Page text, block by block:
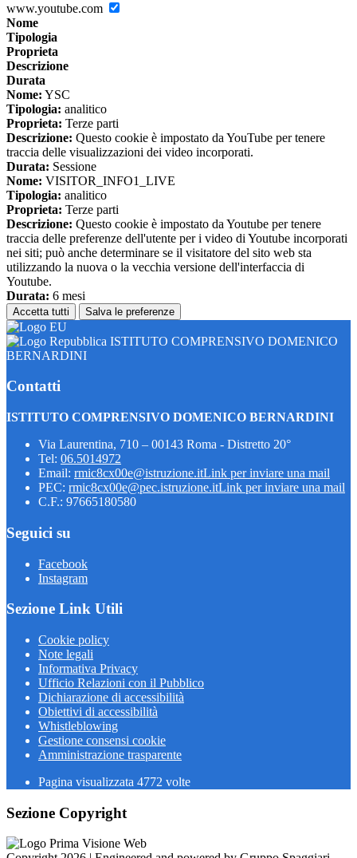
www.youtube.com
Nome
Tipologia
Proprieta
Descrizione
Durata
Nome: YSC
Tipologia: analitico
Proprieta: Terze parti
Descrizione: Questo cookie è impostato da YouTube per tenere
traccia delle visualizzazioni dei video incorporati.
Durata: Sessione
Nome: VISITOR_INFO1_LIVE
Tipologia: analitico
Proprieta: Terze parti
Descrizione: Questo cookie è impostato da Youtube per tenere
traccia delle preferenze dell'utente per i video di Youtube incorporati
nei siti; può anche determinare se il visitatore del sito web sta
utilizzando la nuova o la vecchia versione dell'interfaccia di
Youtube.
Durata: 6 mesi
Accetta tutti Salva le preferenze
ISTITUTO COMPRENSIVO DOMENICO
BERNARDINI
Contatti
ISTITUTO COMPRENSIVO DOMENICO BERNARDINI
Via Laurentina, 710 – 00143 Roma - Distretto 20°
Tel: 06.5014972
Email: rmic8cx00e@istruzione.itLink per inviare una mail
PEC: rmic8cx00e@pec.istruzione.itLink per inviare una mail
C.F.: 97665180580
Seguici su
Facebook
Instagram
Sezione Link Utili
Cookie policy
Note legali
Informativa Privacy
Ufficio Relazioni con il Pubblico
Dichiarazione di accessibilità
Obiettivi di accessibilità
Whistleblowing
Gestione consensi cookie
Amministrazione trasparente
Pagina visualizzata 4772 volte
Sezione Copyright